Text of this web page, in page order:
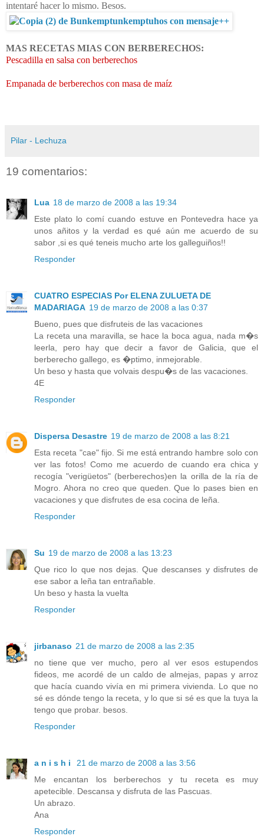
intentaré hacer lo mismo. Besos.
MAS RECETAS MIAS CON BERBERECHOS:
Pescadilla en salsa con berberechos
Empanada de berberechos con masa de maíz
Pilar - Lechuza
19 comentarios:
Lua 18 de marzo de 2008 a las 19:34
Este plato lo comí cuando estuve en Pontevedra hace ya
unos añitos y la verdad es qué aún me acuerdo de su
sabor ,si es qué teneis mucho arte los galleguiños!!
Responder
CUATRO ESPECIAS Por ELENA ZULUETA DE
MADARIAGA 19 de marzo de 2008 a las 0:37
Bueno, pues que disfruteis de las vacaciones
La receta una maravilla, se hace la boca agua, nada m�s
leerla, pero hay que decir a favor de Galicia, que el
berberecho gallego, es �ptimo, inmejorable.
Un beso y hasta que volvais despu�s de las vacaciones.
4E
Responder
Dispersa Desastre 19 de marzo de 2008 a las 8:21
Esta receta "cae" fijo. Si me está entrando hambre solo con
ver las fotos! Como me acuerdo de cuando era chica y
recogía "verigüetos" (berberechos)en la orilla de la ría de
Mogro. Ahora no creo que queden. Que lo pases bien en
vacaciones y que disfrutes de esa cocina de leña.
Responder
Su 19 de marzo de 2008 a las 13:23
Que rico lo que nos dejas. Que descanses y disfrutes de
ese sabor a leña tan entrañable.
Un beso y hasta la vuelta
Responder
jirbanaso 21 de marzo de 2008 a las 2:35
no tiene que ver mucho, pero al ver esos estupendos
fideos, me acordé de un caldo de almejas, papas y arroz
que hacía cuando vivía en mi primera vivienda. Lo que no
sé es dónde tengo la receta, y lo que si sé es que la tuya la
tengo que probar. besos.
Responder
a n i s h i
21 de marzo de 2008 a las 3:56
Me encantan los berberechos y tu receta es muy
apetecible. Descansa y disfruta de las Pascuas.
Un abrazo.
Ana
Responder